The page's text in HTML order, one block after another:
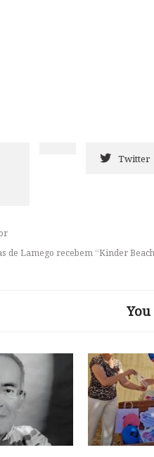
Twitter
de Lamego recebem “Kinder